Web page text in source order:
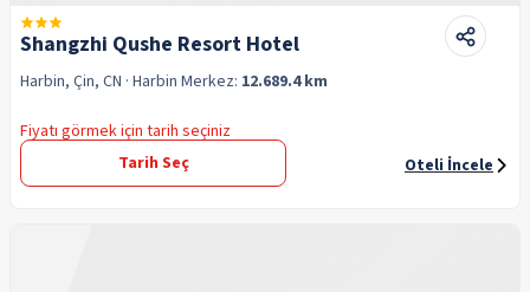
Shangzhi Qushe Resort Hotel
Harbin, Çin, CN · Harbin Merkez: 12.689.4 km
Fiyatı görmek için tarih seçiniz
Tarih Seç
Oteli İncele